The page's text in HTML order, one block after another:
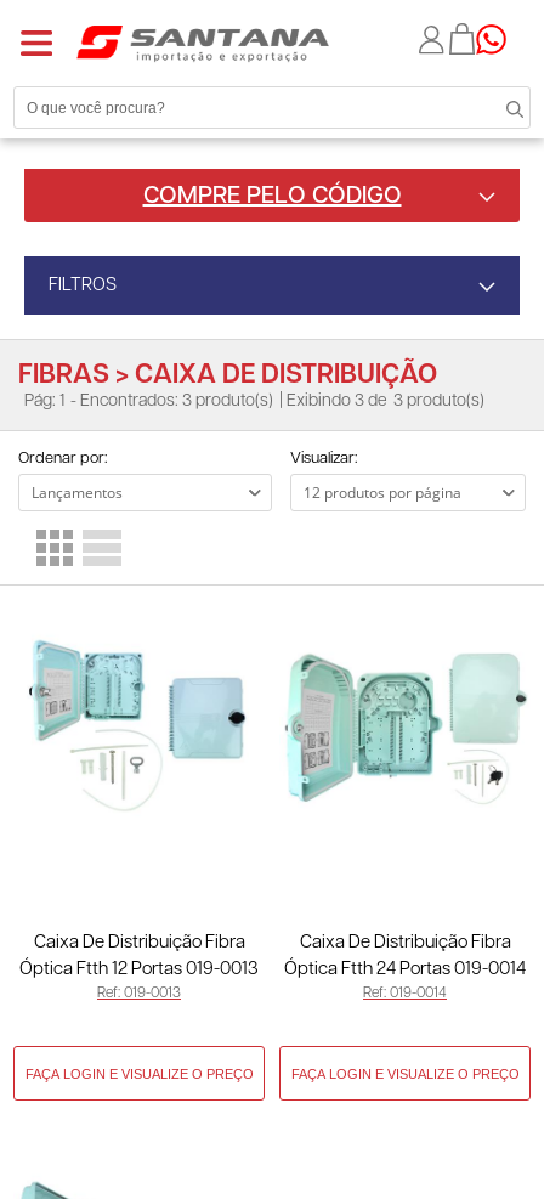
COMPRE PELO CÓDIGO
FILTROS
FIBRAS > CAIXA DE DISTRIBUIÇÃO
Pág: 1 - Encontrados: 3 produto(s) | Exibindo 3 de 3 produto(s)
Ordenar por: Visualizar:
Caixa De Distribuição Fibra
Óptica Ftth 12 Portas 019-0013
Ref: 019-0013
Caixa De Distribuição Fibra
Óptica Ftth 24 Portas 019-0014
Ref: 019-0014